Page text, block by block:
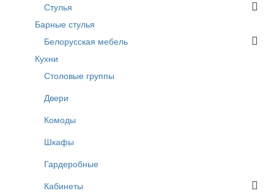
Стулья
Барные стулья
Белорусская мебель
Кухни
Столовые группы
Двери
Комоды
Шкафы
Гардеробные
Кабинеты